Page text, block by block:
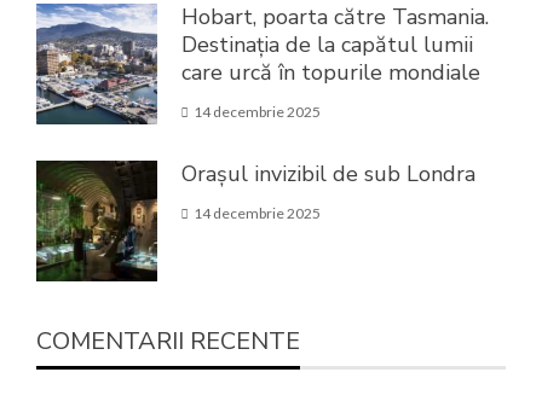
Hobart, poarta către Tasmania.
Destinația de la capătul lumii
care urcă în topurile mondiale
14 decembrie 2025
Orașul invizibil de sub Londra
14 decembrie 2025
COMENTARII RECENTE